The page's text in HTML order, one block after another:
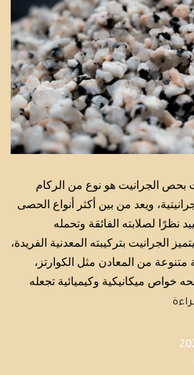
الجرانيت هو نوع من الركام
ويعد من بين أكثر أنواع الحصى
نظرًا لصلابته الفائقة وتحمله
الجرانيت بتركيبته المعدنية الفريدة،
من المعادن مثل الكوارتز،
خواص ميكانيكية وكيميائية تجعله